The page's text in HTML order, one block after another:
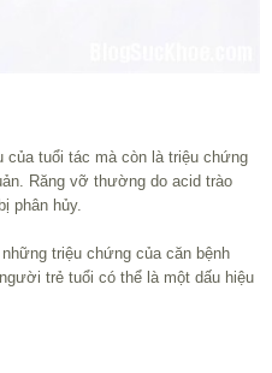
của tuổi tác mà còn là triệu chứng
Răng vỡ thường do acid trào
phân hủy.
triệu chứng của căn bệnh
trẻ tuổi có thể là một dấu hiệu